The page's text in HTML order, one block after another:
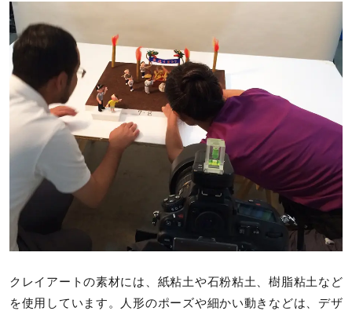
クレイアートの素材には、紙粘土や石粉粘土、樹脂粘土など
を使用しています。人形のポーズや細かい動きなどは、デザ